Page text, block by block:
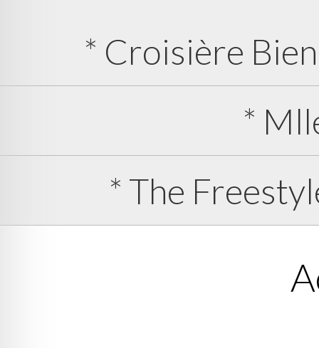
* Croisière
*
* The